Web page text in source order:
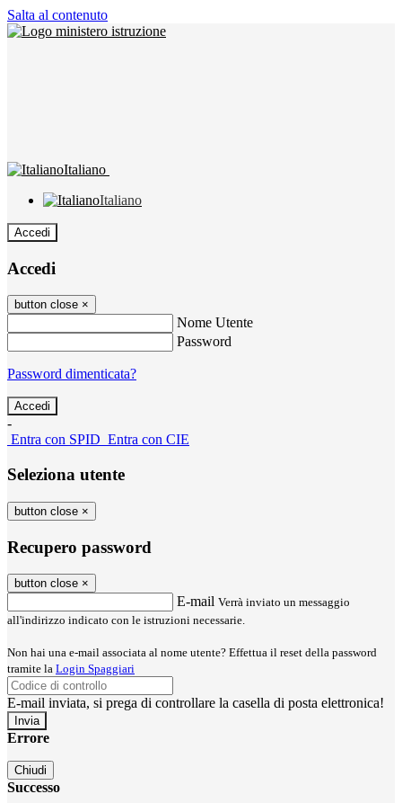
Salta al contenuto
Italiano
Italiano
Accedi
Accedi
button close ×
Nome Utente
Password
Password dimenticata?
-
Entra con SPID Entra con CIE
Seleziona utente
button close ×
Recupero password
button close ×
E-mail Verrà inviato un messaggio
all'indirizzo indicato con le istruzioni necessarie.
Non hai una e-mail associata al nome utente? Effettua il reset della password
tramite la Login Spaggiari
E-mail inviata, si prega di controllare la casella di posta elettronica!
Errore
Chiudi
Successo